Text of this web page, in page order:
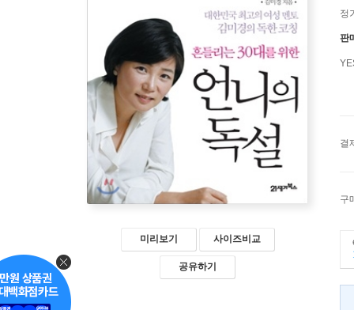
미리보기 사이즈비교
공유하기
정
판
결
구